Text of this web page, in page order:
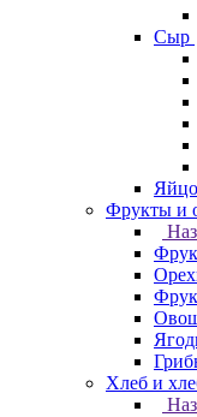
Сыр
Яйцо
Фрукты и
Хлеб и